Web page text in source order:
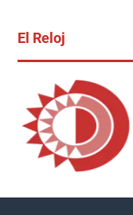
El Reloj